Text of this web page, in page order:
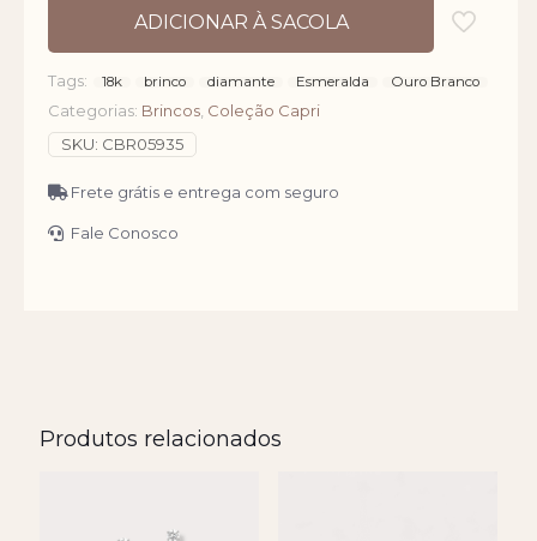
ADICIONAR À SACOLA
Tags: 18k brinco diamante Esmeralda Ouro Branco
Categorias: Brincos Coleção Capri
SKU: CBR05935
Frete grátis e entrega com seguro
Fale Conosco
Produtos relacionados